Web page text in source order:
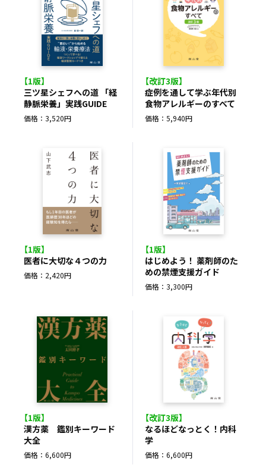
【1版】
三ツ星シェフへの道 「経
静脈栄養」実践GUIDE
価格：3,520円
【改訂3版】
症例を通して学ぶ年代別
食物アレルギーのすべて
価格：5,940円
【1版】
医者に大切な４つの力
価格：2,420円
【1版】
はじめよう！ 薬剤師のた
めの禁煙支援ガイド
価格：3,300円
【1版】
漢方薬 鑑別キーワード
大全
価格：6,600円
【改訂3版】
なるほどなっとく！内科
学
価格：6,600円